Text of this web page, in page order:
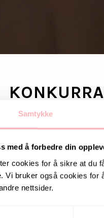
Samtykke
med å forbedre din
cookies for å sikre at du
Vi bruker også cookies for
nettsider.
valgfrie jeans
til deg og en
Vinneren annonseres 9. august